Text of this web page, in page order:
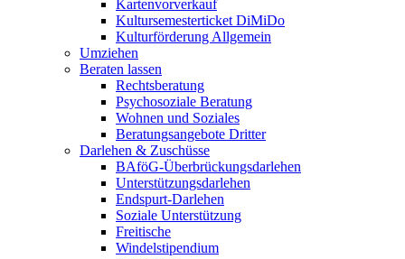
Kartenvorverkauf
Kultursemesterticket DiMiDo
Kulturförderung Allgemein
Umziehen
Beraten lassen
Rechtsberatung
Psychosoziale Beratung
Wohnen und Soziales
Beratungsangebote Dritter
Darlehen & Zuschüsse
BAföG-Überbrückungsdarlehen
Unterstützungsdarlehen
Endspurt-Darlehen
Soziale Unterstützung
Freitische
Windelstipendium